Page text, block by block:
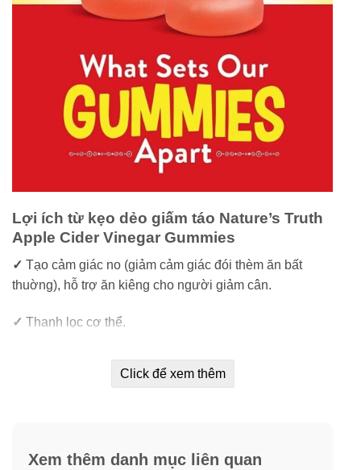
Lợi ích từ kẹo dẻo giấm táo Nature’s Truth
Apple Cider Vinegar Gummies
✓ Tạo cảm giác no (giảm cảm giác đói thèm ăn bất
thuờng), hỗ trợ ăn kiêng cho người giảm cân.
✓ Thanh lọc cơ thể.
thừa.
Click để xem thêm
Xem thêm danh mục liên quan